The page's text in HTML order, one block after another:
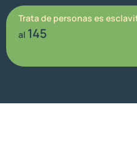
Trata de personas es
al 145